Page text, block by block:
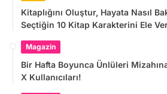
Kitaplığını Oluştur, Hayata Nasıl
Seçtiğin 10 Kitap Karakterini Ele
Magazin
Bir Hafta Boyunca Ünlüleri
X Kullanıcıları!